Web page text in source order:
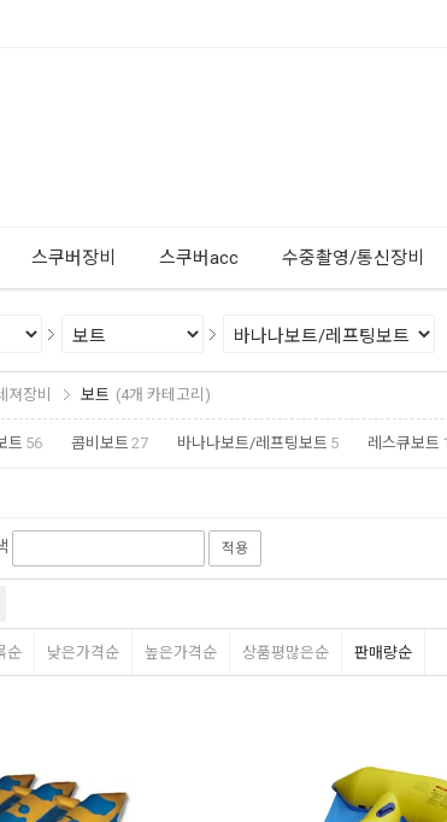
스쿠버장비 스쿠버acc 수중촬영/통신장비
져장비 보트 (4개 카테고리)
트 56 콤비보트 27 바나나보트/레프팅보트 5 레스큐보트
적용
순 낮은가격순 높은가격순 상품평많은순 판매량순